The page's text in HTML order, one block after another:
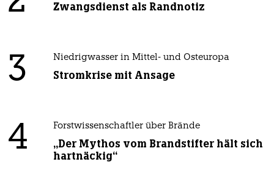
Zwangsdienst als Randnotiz
3 Niedrigwasser in Mittel- und Osteuropa
Stromkrise mit Ansage
4 Forstwissenschaftler über Brände
„Der Mythos vom Brandstifter hält sich
hartnäckig“